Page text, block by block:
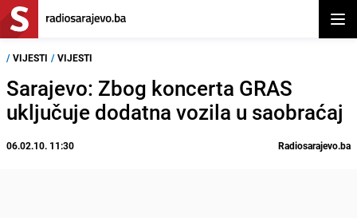
/ VIJESTI / VIJESTI
Sarajevo: Zbog koncerta GRAS
uključuje dodatna vozila u saobraćaj
06.02.10. 11:30 Radiosarajevo.ba